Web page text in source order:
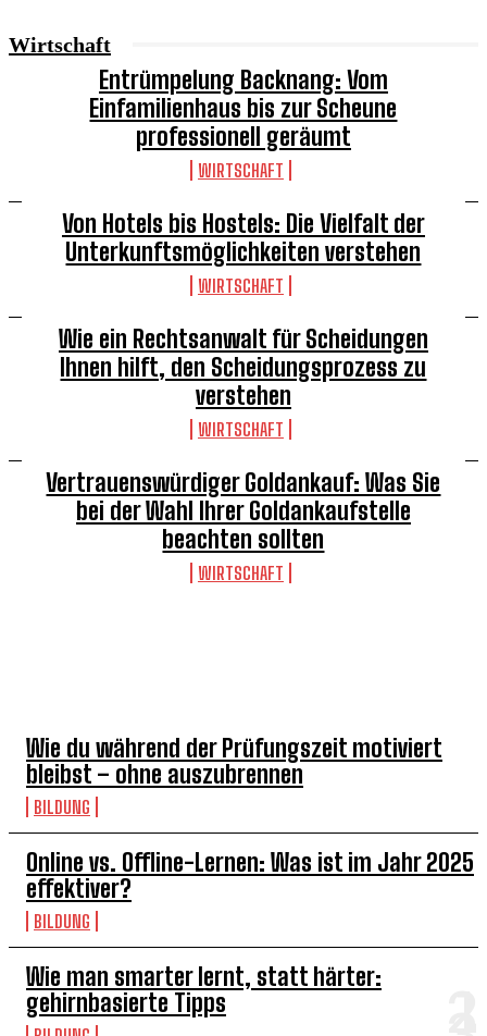
Wirtschaft
Entrümpelung Backnang: Vom
Einfamilienhaus bis zur Scheune
professionell geräumt
WIRTSCHAFT
Von Hotels bis Hostels: Die Vielfalt der
Unterkunftsmöglichkeiten verstehen
WIRTSCHAFT
Wie ein Rechtsanwalt für Scheidungen
Ihnen hilft, den Scheidungsprozess zu
verstehen
WIRTSCHAFT
Vertrauenswürdiger Goldankauf: Was Sie
bei der Wahl Ihrer Goldankaufstelle
beachten sollten
WIRTSCHAFT
Wie du während der Prüfungszeit motiviert
bleibst – ohne auszubrennen
BILDUNG
Online vs. Offline-Lernen: Was ist im Jahr 2025
effektiver?
BILDUNG
Wie man smarter lernt, statt härter:
gehirnbasierte Tipps